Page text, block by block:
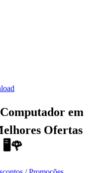
em
Ofertas
🖥️🌹